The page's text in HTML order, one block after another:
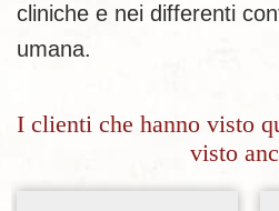
cliniche e nei differenti
umana.
I clienti che hanno visto
visto